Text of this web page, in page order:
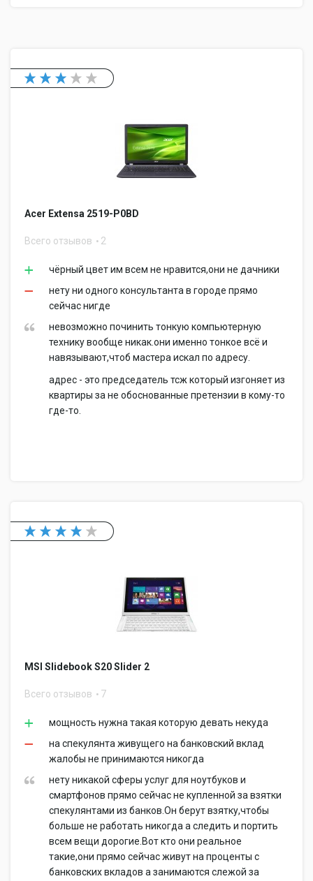
Acer Extensa 2519-P0BD
Всего отзывов 2
чёрный цвет им всем не нравится,они не дачники
нету ни одного консультанта в городе прямо
сейчас нигде
невозможно починить тонкую компьютерную
технику вообще никак.они именно тонкое всё и
навязывают,чтоб мастера искал по адресу.
адрес - это председатель тсж который изгоняет из
квартиры за не обоснованные претензии в кому-то
где-то.
MSI Slidebook S20 Slider 2
Всего отзывов 7
мощность нужна такая которую девать некуда
на спекулянта живущего на банковский вклад
жалобы не принимаются никогда
нету никакой сферы услуг для ноутбуков и
смартфонов прямо сейчас не купленной за взятки
спекулянтами из банков.Он берут взятку,чтобы
больше не работать никогда а следить и портить
всем вещи дорогие.Вот кто они реальное
такие,они прямо сейчас живут на проценты с
банковских вкладов а занимаются слежой за